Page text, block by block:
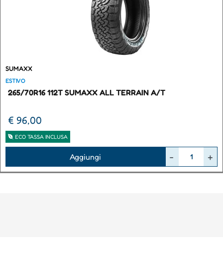
SUMAXX
ESTIVO
265/70R16 112T SUMAXX ALL TERRAIN A/T
€ 96,00
ECO TASSA INCLUSA
Aggiungi